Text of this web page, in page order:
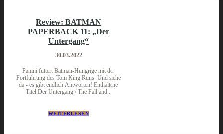
Review: BATMAN
PAPERBACK 11: „Der
Untergang“
30.03.2022
Panini füttert Batman-Hungrige mit der
Fortführung des Tom King Runs. Und siehe
da - es gibt endlich Antworten! Enthaltene
Titel:Der Untergang / The Fall and...
WEITERLESEN